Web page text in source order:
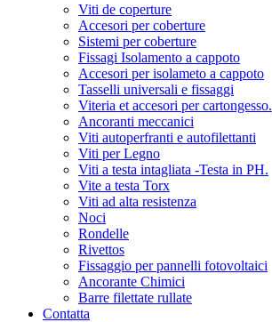
Viti de coperture
Accesori per coberture
Sistemi per coberture
Fissagi Isolamento a cappoto
Accesori per isolameto a cappoto
Tasselli universali e fissaggi
Viteria et accesori per cartongesso.
Ancoranti meccanici
Viti autoperfranti e autofilettanti
Viti per Legno
Viti a testa intagliata -Testa in PH.
Vite a testa Torx
Viti ad alta resistenza
Noci
Rondelle
Rivettos
Fissaggio per pannelli fotovoltaici
Ancorante Chimici
Barre filettate rullate
Contatta